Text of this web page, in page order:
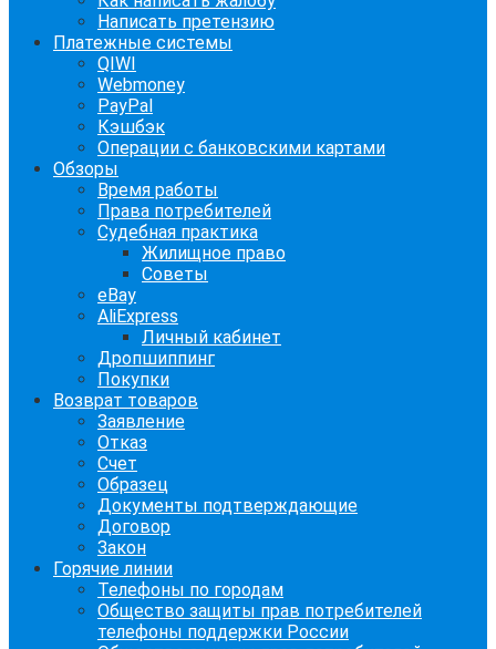
Написать претензию
Платежные системы
QIWI
Webmoney
PayPal
Кэшбэк
Операции с банковскими картами
Обзоры
Время работы
Права потребителей
Судебная практика
Жилищное право
Советы
eBay
AliExpress
Личный кабинет
Дропшиппинг
Покупки
Возврат товаров
Заявление
Отказ
Счет
Образец
Документы подтверждающие
Договор
Закон
Горячие линии
Телефоны по городам
Общество защиты прав потребителей
телефоны поддержки России